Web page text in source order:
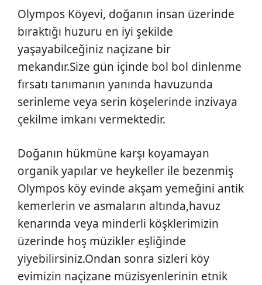
Olympos Köyevi, doğanın insan üzerinde
bıraktığı huzuru en iyi şekilde
yaşayabilceğiniz naçizane bir
mekandır.Size gün içinde bol bol dinlenme
fırsatı tanımanın yanında havuzunda
serinleme veya serin köşelerinde inzivaya
çekilme imkanı vermektedir.
Doğanın hükmüne karşı koyamayan
organik yapılar ve heykeller ile bezenmiş
Olympos köy evinde akşam yemeğini antik
kemerlerin ve asmaların altında,havuz
kenarında veya minderli köşklerimizin
üzerinde hoş müzikler eşliğinde
yiyebilirsiniz.Ondan sonra sizleri köy
evimizin naçizane müzisyenlerinin etnik